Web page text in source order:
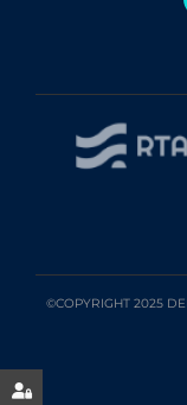
©COPYRIGHT 2025